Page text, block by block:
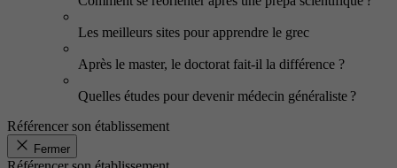
Les meilleurs sites pour apprendre le grec
Après le master, le doctorat fait-il la différence ?
Quelles études pour devenir médecin généraliste ?
Référencer son établissement
Fermer